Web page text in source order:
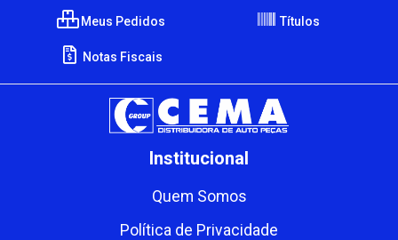
Meus Pedidos Títulos
Notas Fiscais
Institucional
Quem Somos
Política de Privacidade